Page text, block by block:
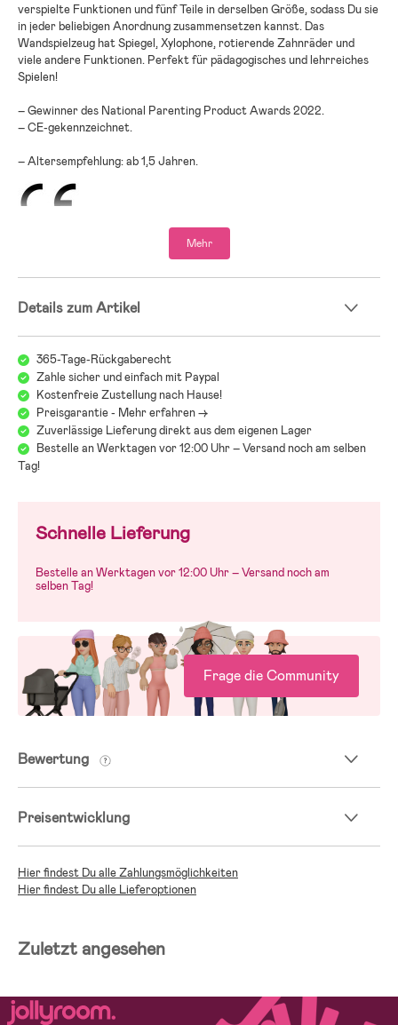
verspielte Funktionen und fünf Teile in derselben Größe, sodass Du sie
in jeder beliebigen Anordnung zusammensetzen kannst. Das
Wandspielzeug hat Spiegel, Xylophone, rotierende Zahnräder und
viele andere Funktionen. Perfekt für pädagogisches und lehrreiches
Spielen!
– Gewinner des National Parenting Product Awards 2022.
– CE-gekennzeichnet.
– Altersempfehlung: ab 1,5 Jahren.
Mehr
Details zum Artikel
365-Tage-Rückgaberecht
Zahle sicher und einfach mit Paypal
Kostenfreie Zustellung nach Hause!
Preisgarantie - Mehr erfahren ->
Zuverlässige Lieferung direkt aus dem eigenen Lager
Bestelle an Werktagen vor 12:00 Uhr – Versand noch am selben
Tag!
Schnelle Lieferung
Bestelle an Werktagen vor 12:00 Uhr – Versand noch am
selben Tag!
Frage die Community
Bewertung
Preisentwicklung
Hier findest Du alle Zahlungsmöglichkeiten
Hier findest Du alle Lieferoptionen
Zuletzt angesehen